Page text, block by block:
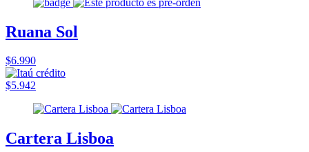
Ruana Sol
$6.990
$5.942
Cartera Lisboa